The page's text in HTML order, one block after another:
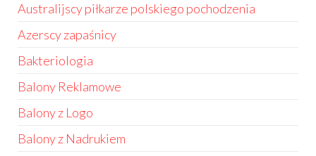
Australijscy piłkarze polskiego pochodzenia
Azerscy zapaśnicy
Bakteriologia
Balony Reklamowe
Balony z Logo
Balony z Nadrukiem